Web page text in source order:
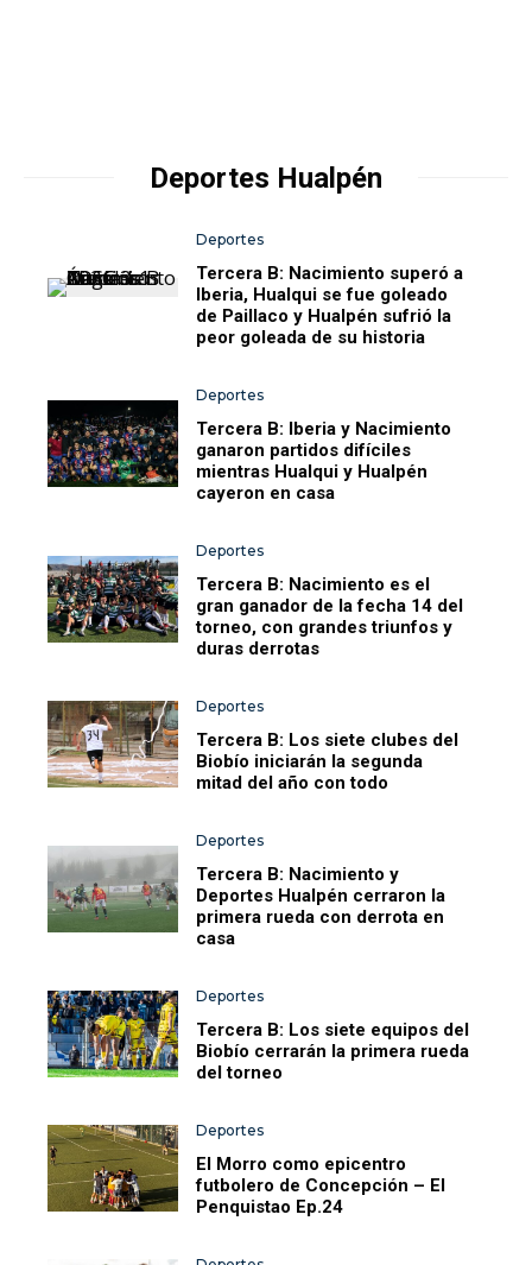
Deportes Hualpén
Deportes
Tercera B: Nacimiento superó a
Iberia, Hualqui se fue goleado
de Paillaco y Hualpén sufrió la
peor goleada de su historia
Deportes
Tercera B: Iberia y Nacimiento
ganaron partidos difíciles
mientras Hualqui y Hualpén
cayeron en casa
Deportes
Tercera B: Nacimiento es el
gran ganador de la fecha 14 del
torneo, con grandes triunfos y
duras derrotas
Deportes
Tercera B: Los siete clubes del
Biobío iniciarán la segunda
mitad del año con todo
Deportes
Tercera B: Nacimiento y
Deportes Hualpén cerraron la
primera rueda con derrota en
casa
Deportes
Tercera B: Los siete equipos del
Biobío cerrarán la primera rueda
del torneo
Deportes
El Morro como epicentro
futbolero de Concepción – El
Penquistao Ep.24